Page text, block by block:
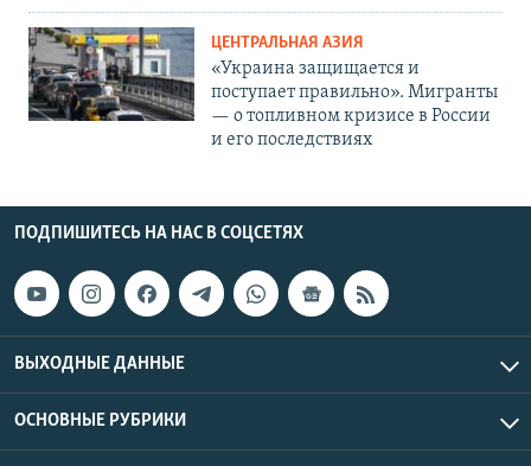
ЦЕНТРАЛЬНАЯ АЗИЯ
«Украина защищается и
поступает правильно». Мигранты
— о топливном кризисе в России
и его последствиях
ПОДПИШИТЕСЬ НА НАС В СОЦСЕТЯХ
ВЫХОДНЫЕ ДАННЫЕ
ОСНОВНЫЕ РУБРИКИ